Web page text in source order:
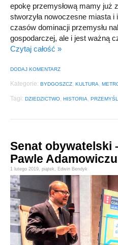
epokę przemysłową mamy już
stworzyła nowoczesne miasta
czasów dominacji przemysłu
gospodarczej, ale i jest ważną
Czytaj całość »
DODAJ KOMENTARZ
Kategorie: BYDGOSZCZ, KULTURA,
Tagi: DZIEDZICTWO, HISTORIA, PRZEMYŚL
Senat obywatelski
Pawle Adamowiczu
1 lutego 2019, piątek , Edwin Bendyk